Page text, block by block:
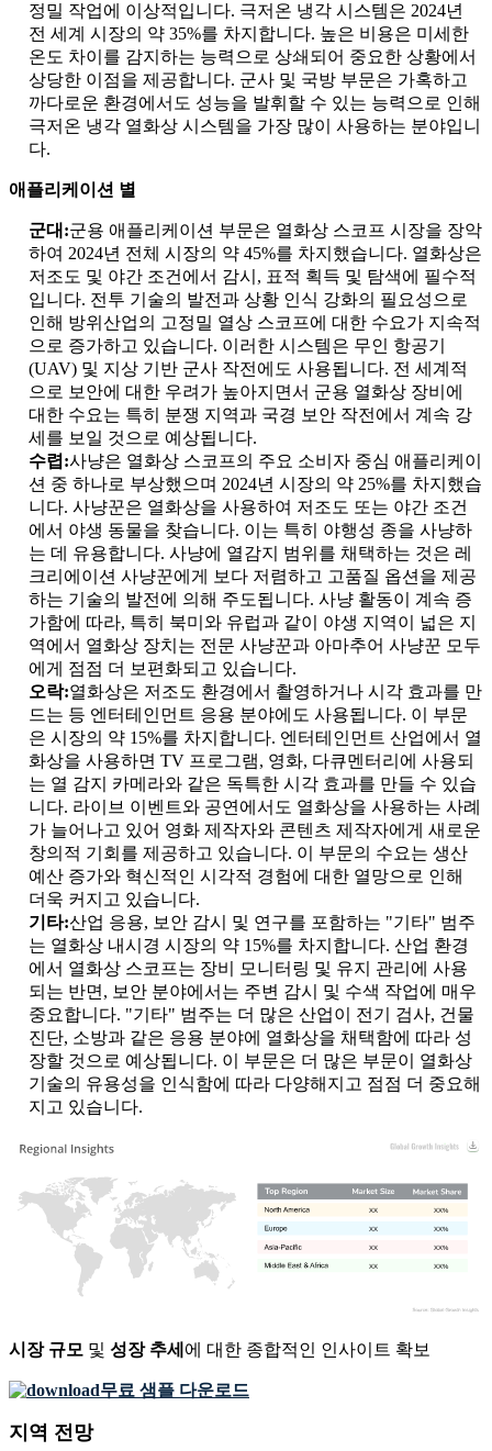
정밀 작업에 이상적입니다. 극저온 냉각 시스템은 2024년
전 세계 시장의 약 35%를 차지합니다. 높은 비용은 미세한
온도 차이를 감지하는 능력으로 상쇄되어 중요한 상황에서
상당한 이점을 제공합니다. 군사 및 국방 부문은 가혹하고
까다로운 환경에서도 성능을 발휘할 수 있는 능력으로 인해
극저온 냉각 열화상 시스템을 가장 많이 사용하는 분야입니
다.
애플리케이션 별
군대:군용 애플리케이션 부문은 열화상 스코프 시장을 장악
하여 2024년 전체 시장의 약 45%를 차지했습니다. 열화상은
저조도 및 야간 조건에서 감시, 표적 획득 및 탐색에 필수적
입니다. 전투 기술의 발전과 상황 인식 강화의 필요성으로
인해 방위산업의 고정밀 열상 스코프에 대한 수요가 지속적
으로 증가하고 있습니다. 이러한 시스템은 무인 항공기
(UAV) 및 지상 기반 군사 작전에도 사용됩니다. 전 세계적
으로 보안에 대한 우려가 높아지면서 군용 열화상 장비에
대한 수요는 특히 분쟁 지역과 국경 보안 작전에서 계속 강
세를 보일 것으로 예상됩니다.
수렵:사냥은 열화상 스코프의 주요 소비자 중심 애플리케이
션 중 하나로 부상했으며 2024년 시장의 약 25%를 차지했습
니다. 사냥꾼은 열화상을 사용하여 저조도 또는 야간 조건
에서 야생 동물을 찾습니다. 이는 특히 야행성 종을 사냥하
는 데 유용합니다. 사냥에 열감지 범위를 채택하는 것은 레
크리에이션 사냥꾼에게 보다 저렴하고 고품질 옵션을 제공
하는 기술의 발전에 의해 주도됩니다. 사냥 활동이 계속 증
가함에 따라, 특히 북미와 유럽과 같이 야생 지역이 넓은 지
역에서 열화상 장치는 전문 사냥꾼과 아마추어 사냥꾼 모두
에게 점점 더 보편화되고 있습니다.
오락:열화상은 저조도 환경에서 촬영하거나 시각 효과를 만
드는 등 엔터테인먼트 응용 분야에도 사용됩니다. 이 부문
은 시장의 약 15%를 차지합니다. 엔터테인먼트 산업에서 열
화상을 사용하면 TV 프로그램, 영화, 다큐멘터리에 사용되
는 열 감지 카메라와 같은 독특한 시각 효과를 만들 수 있습
니다. 라이브 이벤트와 공연에서도 열화상을 사용하는 사례
가 늘어나고 있어 영화 제작자와 콘텐츠 제작자에게 새로운
창의적 기회를 제공하고 있습니다. 이 부문의 수요는 생산
예산 증가와 혁신적인 시각적 경험에 대한 열망으로 인해
더욱 커지고 있습니다.
기타:산업 응용, 보안 감시 및 연구를 포함하는 "기타" 범주
는 열화상 내시경 시장의 약 15%를 차지합니다. 산업 환경
에서 열화상 스코프는 장비 모니터링 및 유지 관리에 사용
되는 반면, 보안 분야에서는 주변 감시 및 수색 작업에 매우
중요합니다. "기타" 범주는 더 많은 산업이 전기 검사, 건물
진단, 소방과 같은 응용 분야에 열화상을 채택함에 따라 성
장할 것으로 예상됩니다. 이 부문은 더 많은 부문이 열화상
기술의 유용성을 인식함에 따라 다양해지고 점점 더 중요해
지고 있습니다.
XX%
XX
XX%
XX
XX%
XX
XX%
XX
시장 규모 및 성장 추세 에 대한 종합적인 인사이트 확보
무료 샘플 다운로드
지역 전망